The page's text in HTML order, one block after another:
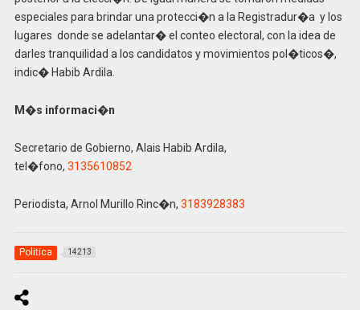
especiales para brindar una protecci�n a la Registradur�a y los
lugares donde se adelantar� el conteo electoral, con la idea de
darles tranquilidad a los candidatos y movimientos pol�ticos�,
indic� Habib Ardila.
M�s informaci�n
Secretario de Gobierno, Alais Habib Ardila,
tel�fono, 3135610852
Periodista, Arnol Murillo Rinc�n, 3183928383
Politica 14213